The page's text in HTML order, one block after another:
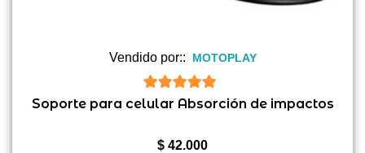
Vendido por:: MOTOPLAY
5de 5
Soporte para celular Absorción de impactos
$ 42.000